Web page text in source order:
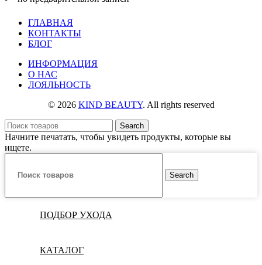
ГЛАВНАЯ
КОНТАКТЫ
БЛОГ
ИНФОРМАЦИЯ
О НАС
ЛОЯЛЬНОСТЬ
© 2026 KIND BEAUTY. All rights reserved
Search
Начните печатать, чтобы увидеть продукты, которые вы
ищете.
Search
ПОДБОР УХОДА
КАТАЛОГ